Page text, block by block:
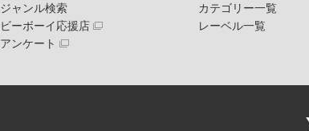
ジャンル検索
ビーボーイ応援店
アンケート
カテゴリー一覧
レーベル一覧